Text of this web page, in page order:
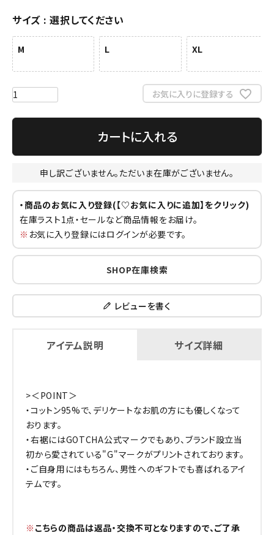
サイズ 選択してください
M L XL
お気に入りに登録する
カートに入れる
申し訳ございません。ただいま在庫がございません。
・商品のお気に入り登録(【♡お気に入りに追加】をクリック)
在庫ラスト1点・セールなど商品情報をお届け。
※ お気に入り登録にはログインが必要です。
SHOP在庫検索
レビューを書く
アイテム説明 サイズ詳細
>＜POINT＞
・コットン95%で、デリケートなお肌の方にも優しくなって
おります。
・右裾にはGOTCHA公式マークでもあり、ブランド設立当
初から愛されている"G"マークがプリントされております。
・ご自身用にはもちろん、男性へのギフトでも喜ばれるアイ
テムです。
※ こちらの商品は返品・交換不可となりますので、ご了承